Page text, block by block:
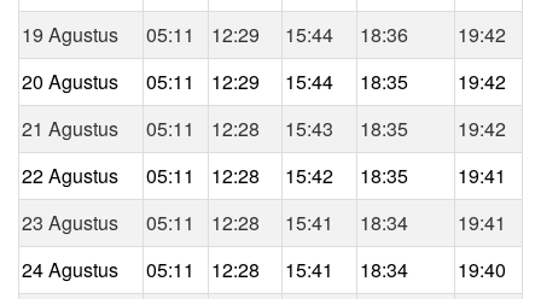
19 Agustus
05:11 12:29 15:44 18:36
19:42
20 Agustus
05:11 12:29 15:44 18:35
19:42
21 Agustus
05:11 12:28 15:43 18:35
19:42
22 Agustus
05:11 12:28 15:42 18:35
19:41
23 Agustus
05:11 12:28 15:41 18:34
19:41
24 Agustus
05:11 12:28 15:41 18:34
19:40